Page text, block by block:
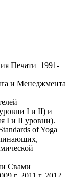
Печати 1991-
и Менеджмента
I и II) и
I и II уровни).
of Yoga
Свами